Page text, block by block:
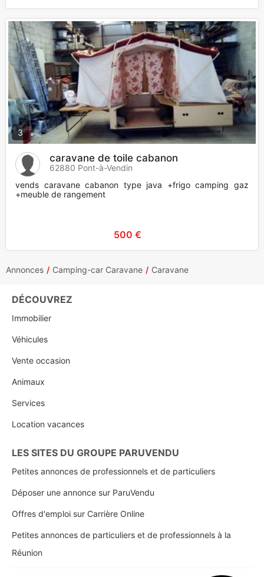
3
caravane de toile cabanon
62880 Pont-à-Vendin
vends caravane cabanon type java +frigo camping gaz
+meuble de rangement
500 €
Annonces Camping-car Caravane Caravane
DÉCOUVREZ
Immobilier
Véhicules
Vente occasion
Animaux
Services
Location vacances
LES SITES DU GROUPE PARUVENDU
Petites annonces de professionnels et de particuliers
Déposer une annonce sur ParuVendu
Offres d'emploi sur Carrière Online
Petites annonces de particuliers et de professionnels à la
Réunion